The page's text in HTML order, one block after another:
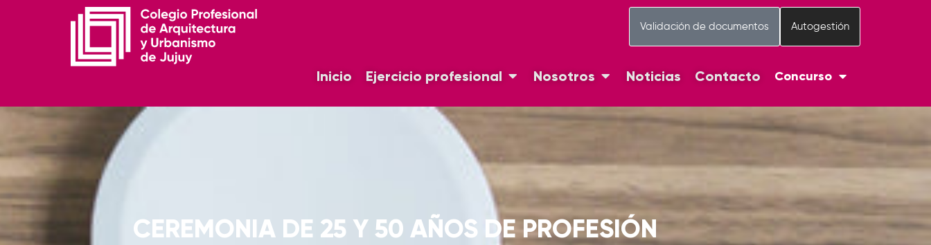
Autogestión
Validación de documentos
Inicio Ejercicio profesional Nosotros Noticias Contacto Concurso
CEREMONIA DE 25 Y 50 AÑOS DE PROFESIÓN